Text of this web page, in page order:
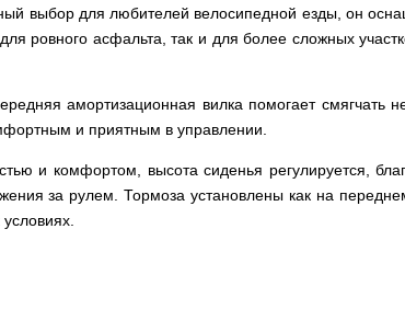
выбор для любителей велосипедной езды, он
ровного асфальта, так и для более сложных
амортизационная вилка помогает смягчать
и приятным в управлении.
и комфортом, высота сиденья регулируется,
за рулем. Тормоза установлены как на